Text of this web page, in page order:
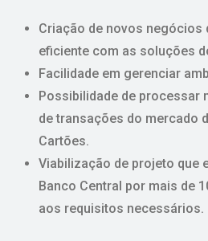
Criação de novos negócios
eficiente com as soluções
Facilidade em gerenciar
Possibilidade de processar
de transações do mercado
Cartões.
Viabilização de projeto que
Banco Central por mais de
aos requisitos necessários.